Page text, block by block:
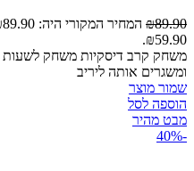
₪89.90 המחיר המקורי היה: ₪89.90.
₪59.90.
משחק קרב דיסקיות משחק
ומשגרים אותה ליריב
שמור מוצר
הוספה לסל
מבט מהיר
-40%